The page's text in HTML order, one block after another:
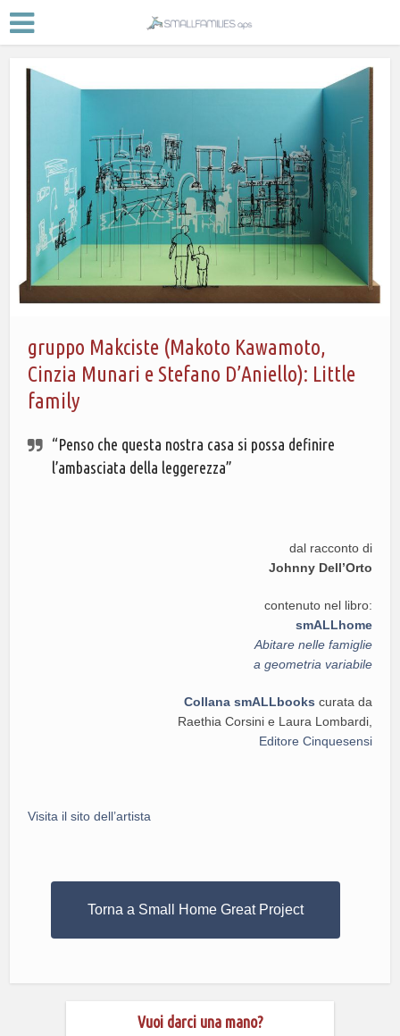
gruppo Makciste (Makoto Kawamoto,
Cinzia Munari e Stefano D’Aniello): Little
family
“Penso che questa nostra casa si possa definire
l’ambasciata della leggerezza”
dal racconto di
Johnny Dell’Orto
contenuto nel libro:
smALLhome
Abitare nelle famiglie
a geometria variabile
Collana smALLbooks curata da
Raethia Corsini e Laura Lombardi,
Editore Cinquesensi
Visita il sito dell’artista
Torna a Small Home Great Project
Vuoi darci una mano?